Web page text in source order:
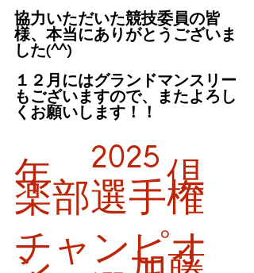
協力いただいた競技委員の皆
様、本当にありがとうございま
した(^^)
１２月にはグランドマンスリー
もございますので、またよろし
くお願いします！！
2025
年　　　倶
楽部選手権
チャンピオ